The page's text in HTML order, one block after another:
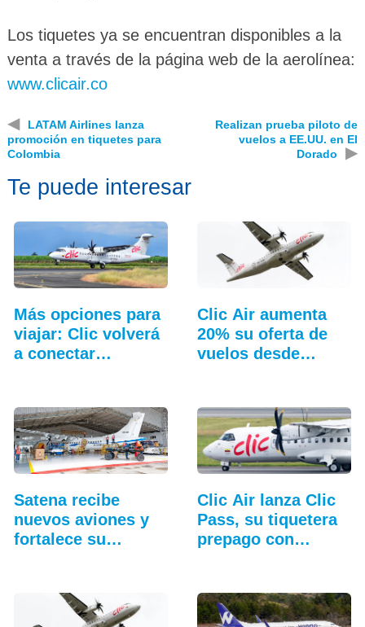
Los tiquetes ya se encuentran disponibles a la
venta a través de la página web de la aerolínea:
www.clicair.co
◀
LATAM Airlines lanza
promoción en tiquetes para
Colombia
Realizan prueba piloto de
vuelos a EE.UU. en El
Dorado
▶
Te puede interesar
Más opciones para
viajar: Clic volverá
a conectar…
Clic Air aumenta
20% su oferta de
vuelos desde
Satena recibe
nuevos aviones y
fortalece su
Clic Air lanza Clic
Pass, su tiquetera
prepago con…